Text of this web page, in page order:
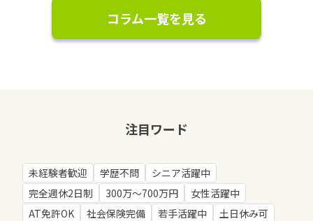
コラム一覧を見る
注目ワード
未経験者歓迎 学歴不問
シニア活躍中
完全週休2日制
300万～700万円
女性活躍中
AT免許OK
社会保険完備 若手活躍中
土日休み可